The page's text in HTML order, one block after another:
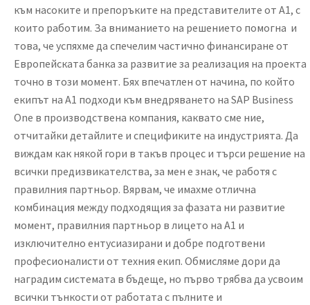
към насоките и препоръките на представителите от А1, с
които работим. За вниманието на решението помогна и
това, че успяхме да спечелим частично финансиране от
Европейската банка за развитие за реализация на проекта
точно в този момент. Бях впечатлен от начина, по който
екипът на А1 подходи към внедряването на SAP Business
One в производствена компания, каквато сме ние,
отчитайки детайлите и спецификите на индустрията. Да
виждам как някой гори в такъв процес и търси решение на
всички предизвикателства, за мен е знак, че работя с
правилния партньор. Вярвам, че имахме отлична
комбинация между подходящия за фазата ни развитие
момент, правилния партньор в лицето на А1 и
изключително ентусиазирани и добре подготвени
професионалисти от техния екип. Обмисляме дори да
наградим системата в бъдеще, но първо трябва да усвоим
всички тънкости от работата с пълните и